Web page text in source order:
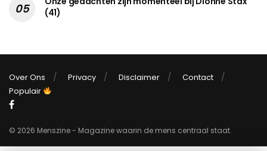
(41)
Over Ons Privacy Disclaimer
Contact
Populair
© 2026 Menszine - Magazine waarin de mens centraal staat.